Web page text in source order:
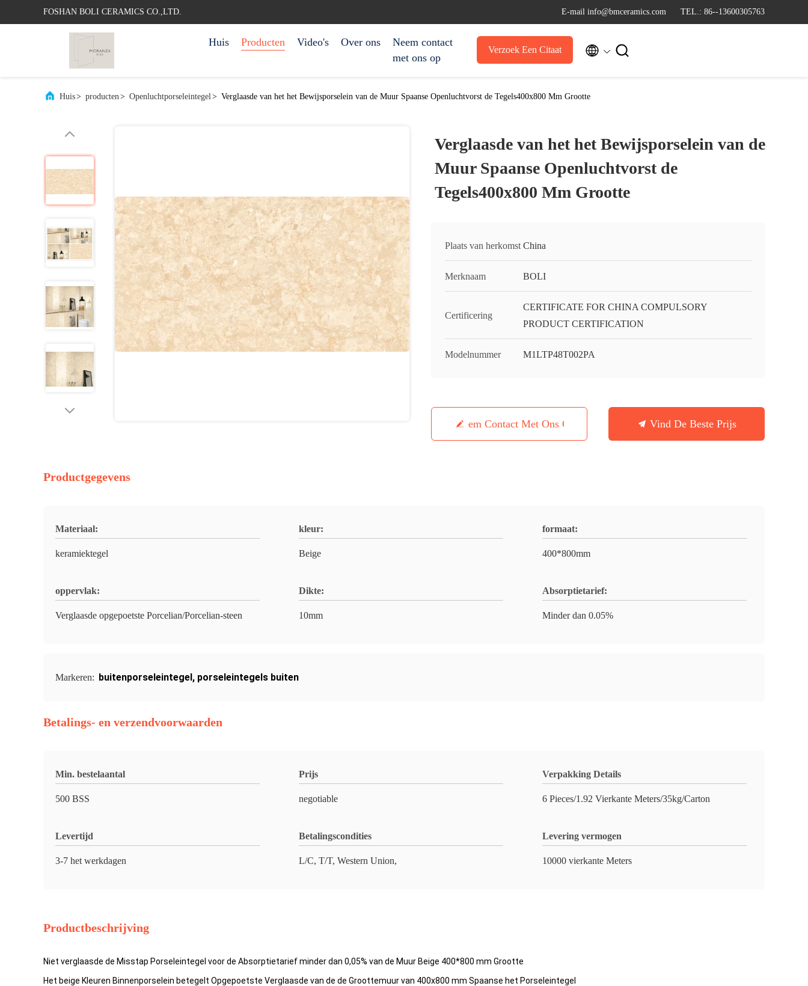
FOSHAN BOLI CERAMICS CO.,LTD. E-mail info@bmceramics.com TEL.: 86--13600305763
Huis Producten Video's Over ons
Neem contact
met ons op
Verzoek Een Citaat  
Huis> producten> Openluchtporseleintegel> Verglaasde van het het Bewijsporselein van de Muur Spaanse Openluchtvorst de Tegels400x800 Mm Grootte
Verglaasde van het het Bewijsporselein van de
Muur Spaanse Openluchtvorst de
Tegels400x800 Mm Grootte
Plaats van herkomst China
Merknaam BOLI
Certificering
CERTIFICATE FOR CHINA COMPULSORY
PRODUCT CERTIFICATION
Modelnummer M1LTP48T002PA
Neem Contact Met Ons Op Vind De Beste Prijs
Productgegevens
Materiaal:
keramiektegel
kleur:
Beige
formaat:
400*800mm
oppervlak:
Verglaasde opgepoetste Porcelian/Porcelian-steen
Dikte:
10mm
Absorptietarief:
Minder dan 0.05%
Markeren: buitenporseleintegel, porseleintegels buiten
Betalings- en verzendvoorwaarden
Min. bestelaantal
500 BSS
Prijs
negotiable
Verpakking Details
6 Pieces/1.92 Vierkante Meters/35kg/Carton
Levertijd
3-7 het werkdagen
Betalingscondities
L/C, T/T, Western Union,
Levering vermogen
10000 vierkante Meters
Productbeschrijving
Niet verglaasde de Misstap Porseleintegel voor de Absorptietarief minder dan 0,05% van de Muur Beige 400*800 mm Grootte
Het beige Kleuren Binnenporselein betegelt Opgepoetste Verglaasde van de de Groottemuur van 400x800 mm Spaanse het Porseleintegel